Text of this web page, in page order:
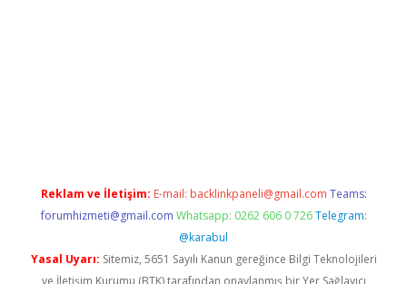
Reklam ve İletişim: E-mail: backlinkpaneli@gmail.com Teams:
forumhizmeti@gmail.com Whatsapp: 0262 606 0 726 Telegram:
@karabul
Yasal Uyarı: Sitemiz, 5651 Sayılı Kanun gereğince Bilgi Teknolojileri
ve İletişim Kurumu (BTK) tarafından onaylanmış bir Yer Sağlayıcı